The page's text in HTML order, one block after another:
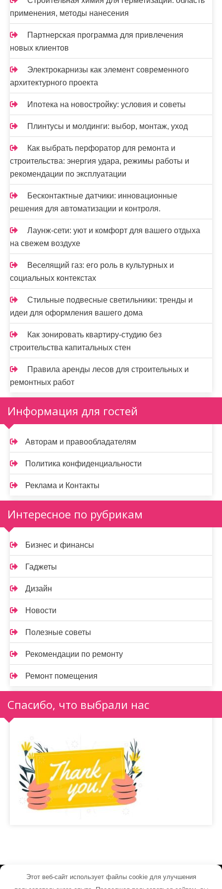
п
и
с
я
м
применения, методы нанесения
Партнерская программа для привлечения
новых клиентов
Электрокарнизы как элемент современного
архитектурного проекта
Ипотека на новостройку: условия и советы
Плинтусы и молдинги: выбор, монтаж, уход
Как выбрать перфоратор для ремонта и
строительства: энергия удара, режимы работы и
рекомендации по эксплуатации
Бесконтактные датчики: инновационные
решения для автоматизации и контроля.
Лаунж-сети: уют и комфорт для вашего отдыха
на свежем воздухе
Веселящий газ: его роль в культурных и
социальных контекстах
Стильные подвесные светильники: тренды и
идеи для оформления вашего дома
Как зонировать квартиру-студию без
строительства капитальных стен
Правила аренды лесов для строительных и
ремонтных работ
Информация для гостей
Авторам и правообладателям
Политика конфиденциальности
Реклама и Контакты
Интересное по рубрикам
Бизнес и финансы
Гаджеты
Дизайн
Новости
Полезные советы
Рекомендации по ремонту
Ремонт помещения
Спасибо, что выбрали нас
loft-komod.ru - Работает на WordPress
Этот веб-сайт использует файлы cookie для улучшения